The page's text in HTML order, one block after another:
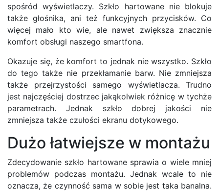
spośród wyświetlaczy. Szkło hartowane nie blokuje
także głośnika, ani też funkcyjnych przycisków. Co
więcej mało kto wie, ale nawet zwiększa znacznie
komfort obsługi naszego smartfona.
Okazuje się, że komfort to jednak nie wszystko. Szkło
do tego także nie przekłamanie barw. Nie zmniejsza
także przejrzystości samego wyświetlacza. Trudno
jest najczęściej dostrzec jakąkolwiek różnicę w tychże
parametrach. Jednak szkło dobrej jakości nie
zmniejsza także czułości ekranu dotykowego.
Dużo łatwiejsze w montażu
Zdecydowanie szkło hartowane sprawia o wiele mniej
problemów podczas montażu. Jednak wcale to nie
oznacza, że czynność sama w sobie jest taka banalna.